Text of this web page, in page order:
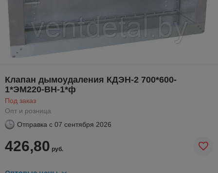
Клапан дымоудаления КДЭН-2 700*600-
1*ЭМ220-ВН-1*ф
Под заказ
Опт и розница
Отправка с 07 сентября 2026
426,80 руб.